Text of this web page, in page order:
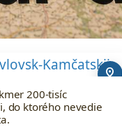
pin_drop
200-tisíc
do ktorého nevedie